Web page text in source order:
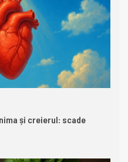
și creierul: scade